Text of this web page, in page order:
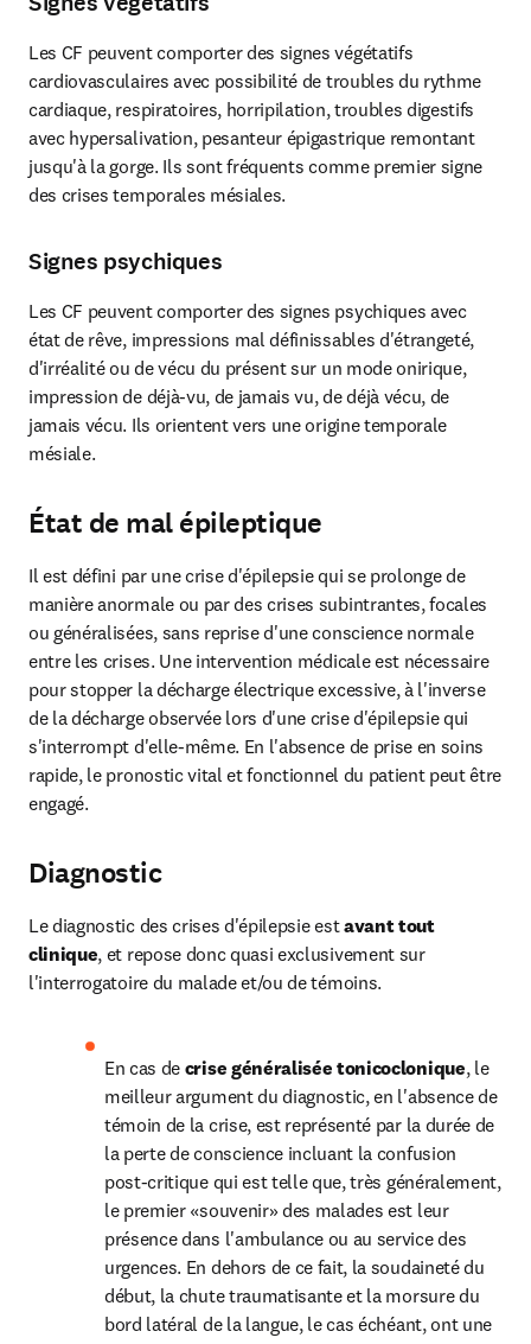
Les CF peuvent comporter des signes végétatifs
cardiovasculaires avec possibilité de troubles du rythme
cardiaque, respiratoires, horripilation, troubles digestifs
avec hypersalivation, pesanteur épigastrique remontant
jusqu'à la gorge. Ils sont fréquents comme premier signe
des crises temporales mésiales.
Signes psychiques
Les CF peuvent comporter des signes psychiques avec
état de rêve, impressions mal définissables d'étrangeté,
d'irréalité ou de vécu du présent sur un mode onirique,
impression de déjà-vu, de jamais vu, de déjà vécu, de
jamais vécu. Ils orientent vers une origine temporale
mésiale.
État de mal épileptique
Il est défini par une crise d'épilepsie qui se prolonge de
manière anormale ou par des crises subintrantes, focales
ou généralisées, sans reprise d'une conscience normale
entre les crises. Une intervention médicale est nécessaire
pour stopper la décharge électrique excessive, à l'inverse
de la décharge observée lors d'une crise d'épilepsie qui
s'interrompt d'elle-même. En l'absence de prise en soins
rapide, le pronostic vital et fonctionnel du patient peut être
engagé.
Diagnostic
Le diagnostic des crises d'épilepsie est avant tout
clinique, et repose donc quasi exclusivement sur
l'interrogatoire du malade et/ou de témoins.
En cas de crise généralisée tonicoclonique, le
meilleur argument du diagnostic, en l'absence de
témoin de la crise, est représenté par la durée de
la perte de conscience incluant la confusion
post-critique qui est telle que, très généralement,
le premier «souvenir» des malades est leur
présence dans l'ambulance ou au service des
urgences. En dehors de ce fait, la soudaineté du
début, la chute traumatisante et la morsure du
bord latéral de la langue, le cas échéant, ont une